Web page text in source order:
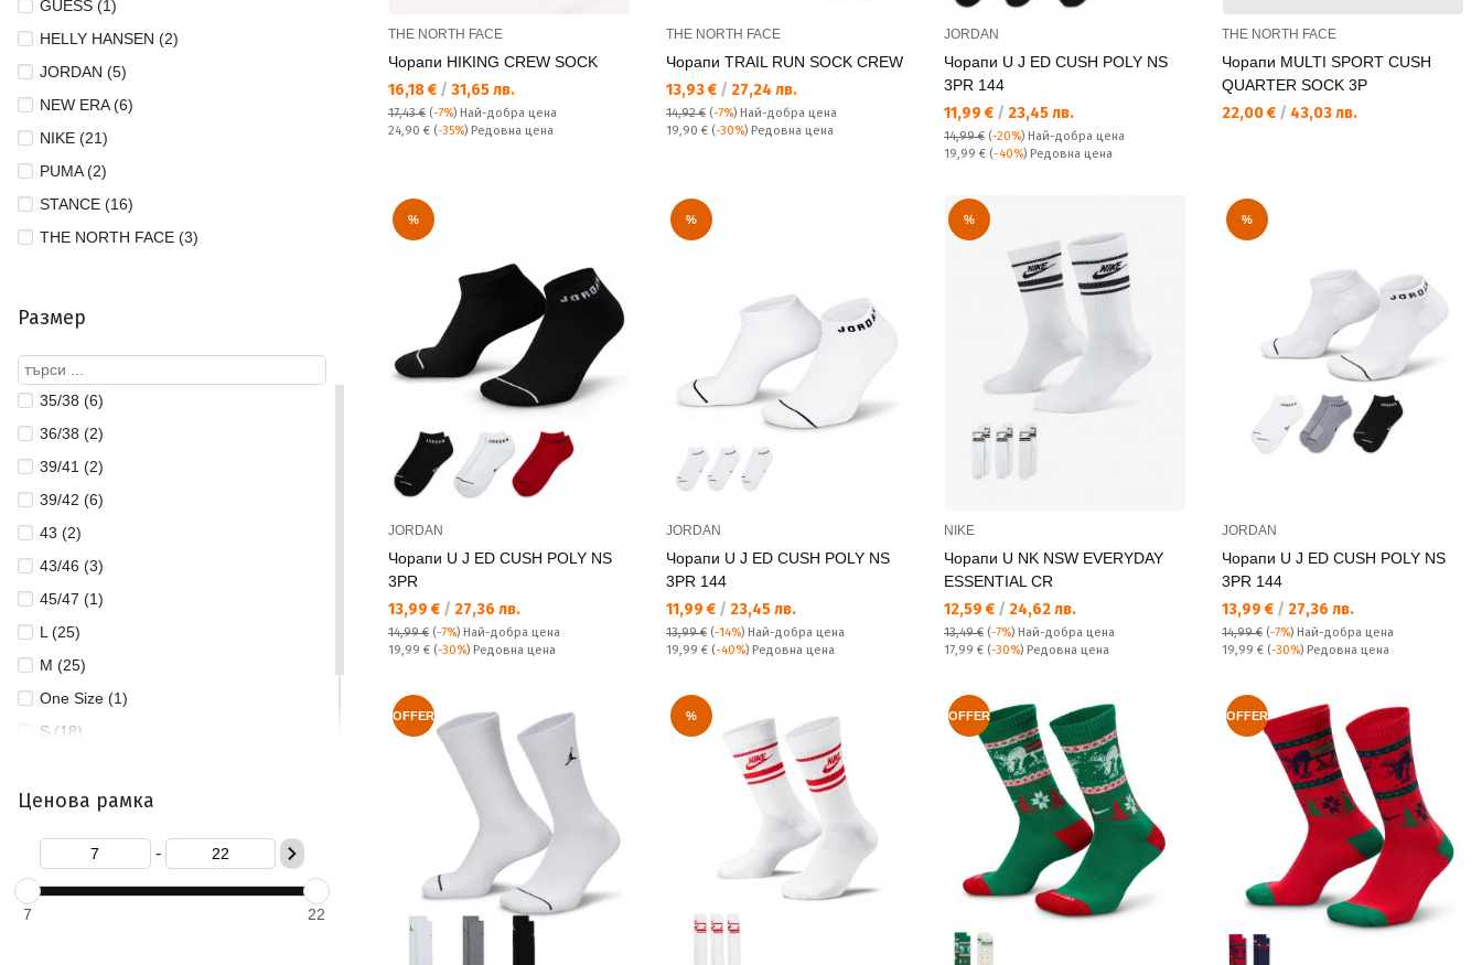
GUESS (1)
HELLY HANSEN (2)
JORDAN (5)
NEW ERA (6)
NIKE (21)
PUMA (2)
STANCE (16)
THE NORTH FACE (3)
Размер
35/38 (6)
36/38 (2)
39/41 (2)
39/42 (6)
43 (2)
43/46 (3)
45/47 (1)
L (25)
M (25)
One Size (1)
S (18)
XS (2)
Ценова рамка
-
7 22
THE NORTH FACE
Чорапи HIKING CREW SOCK
Текуща цена:
16,18 € / 31,65 лв.
17,43 € (-7%) Най-добра цена
Редовна цена:
24,90 € (-35%) Редовна цена
THE NORTH FACE
Чорапи TRAIL RUN SOCK CREW
Текуща цена:
13,93 € / 27,24 лв.
14,92 € (-7%) Най-добра цена
Редовна цена:
19,90 € (-30%) Редовна цена
JORDAN
Чорапи U J ED CUSH POLY NS
3PR 144
Текуща цена:
11,99 € / 23,45 лв.
14,99 € (-20%) Най-добра цена
Редовна цена:
19,99 € (-40%) Редовна цена
THE NORTH FACE
Чорапи MULTI SPORT CUSH
QUARTER SOCK 3P
Текуща цена:
22,00 € / 43,03 лв.
%
JORDAN
Чорапи U J ED CUSH POLY NS
3PR
Текуща цена:
13,99 € / 27,36 лв.
14,99 € (-7%) Най-добра цена
Редовна цена:
19,99 € (-30%) Редовна цена
%
JORDAN
Чорапи U J ED CUSH POLY NS
3PR 144
Текуща цена:
11,99 € / 23,45 лв.
13,99 € (-14%) Най-добра цена
Редовна цена:
19,99 € (-40%) Редовна цена
%
NIKE
Чорапи U NK NSW EVERYDAY
ESSENTIAL CR
Текуща цена:
12,59 € / 24,62 лв.
13,49 € (-7%) Най-добра цена
Редовна цена:
17,99 € (-30%) Редовна цена
%
JORDAN
Чорапи U J ED CUSH POLY NS
3PR 144
Текуща цена:
13,99 € / 27,36 лв.
14,99 € (-7%) Най-добра цена
Редовна цена:
19,99 € (-30%) Редовна цена
OFFER % OFFER OFFER